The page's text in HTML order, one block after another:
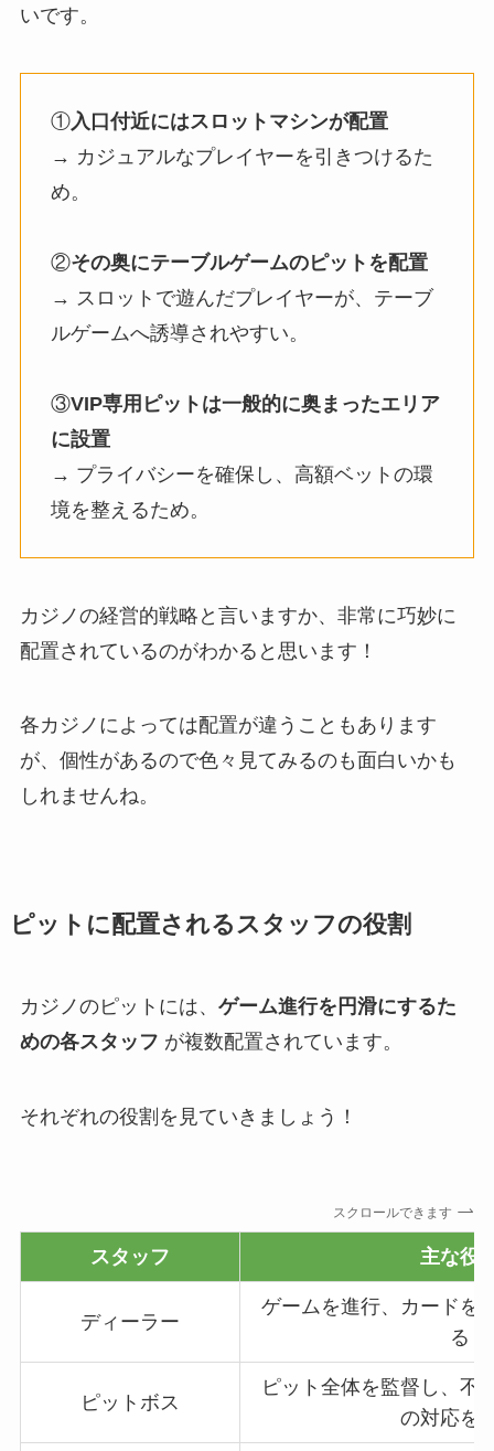
いです。
①入口付近にはスロットマシンが配置
→ カジュアルなプレイヤーを引きつけるた
め。
②その奥にテーブルゲームのピットを配置
→ スロットで遊んだプレイヤーが、テーブ
ルゲームへ誘導されやすい。
③VIP専用ピットは一般的に奥まったエリア
に設置
→ プライバシーを確保し、高額ベットの環
境を整えるため。
カジノの経営的戦略と言いますか、非常に巧妙に
配置されているのがわかると思います！
各カジノによっては配置が違うこともあります
が、個性があるので色々見てみるのも面白いかも
しれませんね。
ピットに配置されるスタッフの役割
カジノのピットには、 ゲーム進行を円滑にするた
めの各スタッフ が複数配置されています。
それぞれの役割を見ていきましょう！
スクロールできます
スタッフ 主な役
ディーラー
ゲームを進行、カードを
る
ピットボス
ピット全体を監督し、不
の対応を